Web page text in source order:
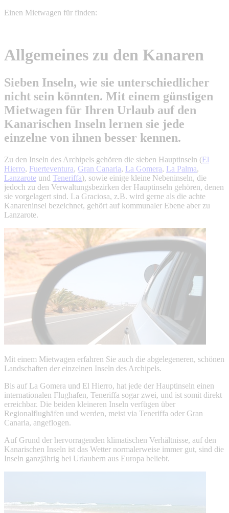
Einen Mietwagen für finden:
Allgemeines zu den Kanaren
Sieben Inseln, wie sie unterschiedlicher
nicht sein könnten. Mit einem günstigen
Mietwagen für Ihren Urlaub auf den
Kanarischen Inseln lernen sie jede
einzelne von ihnen besser kennen.
Zu den Inseln des Archipels gehören die sieben Hauptinseln (El
Hierro, Fuerteventura, Gran Canaria, La Gomera, La Palma,
Lanzarote und Teneriffa), sowie einige kleine Nebeninseln, die
jedoch zu den Verwaltungsbezirken der Hauptinseln gehören, denen
sie vorgelagert sind. La Graciosa, z.B. wird gerne als die achte
Kanareninsel bezeichnet, gehört auf kommunaler Ebene aber zu
Lanzarote.
Mit einem Mietwagen erfahren Sie auch die abgelegeneren, schönen
Landschaften der einzelnen Inseln des Archipels.
Bis auf La Gomera und El Hierro, hat jede der Hauptinseln einen
internationalen Flughafen, Teneriffa sogar zwei, und ist somit direkt
erreichbar. Die beiden kleineren Inseln verfügen über
Regionalflughäfen und werden, meist via Teneriffa oder Gran
Canaria, angeflogen.
Auf Grund der hervorragenden klimatischen Verhältnisse, auf den
Kanarischen Inseln ist das Wetter normalerweise immer gut, sind die
Inseln ganzjährig bei Urlaubern aus Europa beliebt.